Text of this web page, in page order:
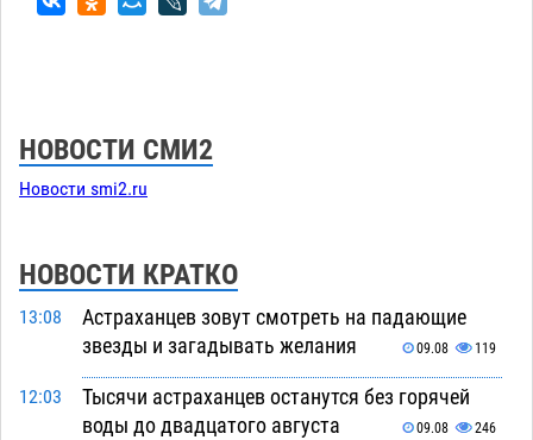
НОВОСТИ СМИ2
Новости smi2.ru
НОВОСТИ КРАТКО
13:08
Астраханцев зовут смотреть на падающие
звезды и загадывать желания
09.08 119
12:03
Тысячи астраханцев останутся без горячей
воды до двадцатого августа
09.08 246